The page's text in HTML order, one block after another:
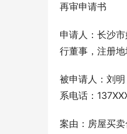
再审申请书
申请人：长沙
行董事，注册地
被申请人：刘
系电话：
案由：房屋买